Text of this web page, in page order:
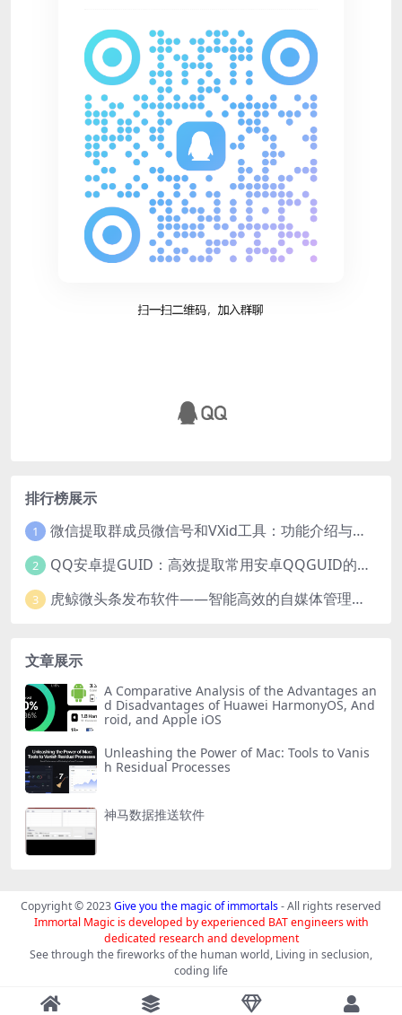
排行榜展示
1 微信提取群成员微信号和VXid工具：功能介绍与使用指南
2 QQ安卓提GUID：高效提取常用安卓QQGUID的新工具
3 虎鲸微头条发布软件——智能高效的自媒体管理工具
文章展示
A Comparative Analysis of the Advantages an
d Disadvantages of Huawei HarmonyOS, And
roid, and Apple iOS
Unleashing the Power of Mac: Tools to Vanis
h Residual Processes
神马数据推送软件
Copyright © 2023Give you the magic of immortals- All rights reserved
Immortal Magic is developed by experienced BAT engineers with
dedicated research and development
See through the fireworks of the human world, Living in seclusion,
coding life